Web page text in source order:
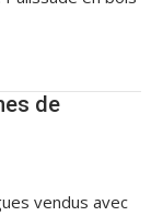
de
vendus avec